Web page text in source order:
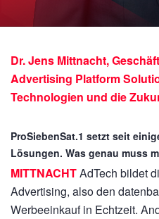
Dr. Jens Mittnacht,
Advertising Platform
Technologien und die
ProSiebenSat.1 setzt seit
Lösungen. Was genau muss
MITTNACHTAdTech bildet
Advertising, also den
Werbeeinkauf in Echtzeit.